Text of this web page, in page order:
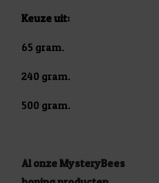
Keuze uit:
65 gram.
240 gram.
500 gram.
Al onze MysteryBees